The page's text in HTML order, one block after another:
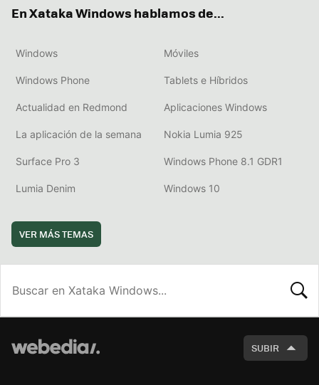
En Xataka Windows hablamos de...
Windows Móviles
Windows Phone Tablets e Híbridos
Actualidad en Redmond Aplicaciones Windows
La aplicación de la semana Nokia Lumia 925
Surface Pro 3 Windows Phone 8.1 GDR1
Lumia Denim Windows 10
VER MÁS TEMAS
SUBIR